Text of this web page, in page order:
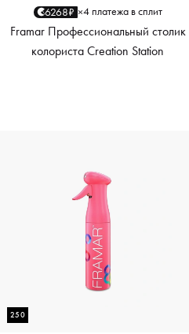
6268₽ ×4 платежа в сплит
Framar Профессиональный столик
колориста Creation Station
250